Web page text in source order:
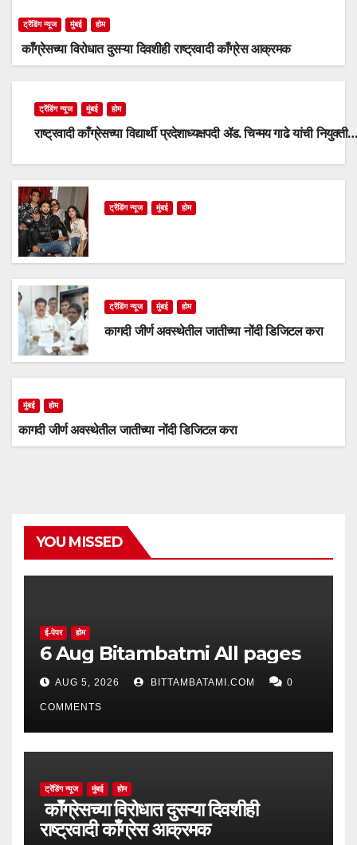
ट्रेंडिंग न्यूज मुंबई होम
काँग्रेसच्या विरोधात दुसऱ्या दिवशीही राष्ट्रवादी काँग्रेस आक्रमक
ट्रेंडिंग न्यूज मुंबई होम
राष्ट्रवादी काँग्रेसच्या विद्यार्थी प्रदेशाध्यक्षपदी ॲड. चिन्मय गाढे यांची नियुक्ती…
ट्रेंडिंग न्यूज मुंबई होम
ट्रेंडिंग न्यूज मुंबई होम
कागदी जीर्ण अवस्थेतील जातीच्या नोंदी डिजिटल करा
मुंबई होम
कागदी जीर्ण अवस्थेतील जातीच्या नोंदी डिजिटल करा
YOU MISSED
ई-पेपर होम
6 Aug Bitambatmi All pages
AUG 5, 2026 BITTAMBATAMI.COM 0
COMMENTS
ट्रेंडिंग न्यूज मुंबई होम
काँग्रेसच्या विरोधात दुसऱ्या दिवशीही
राष्ट्रवादी काँग्रेस आक्रमक